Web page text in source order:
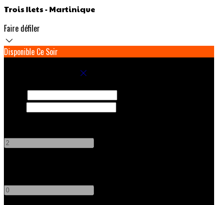
Trois Ilets - Martinique
Faire défiler
Disponible Ce Soir